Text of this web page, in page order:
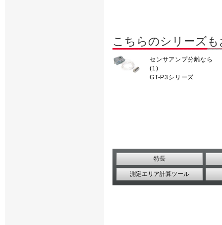
こちらのシリーズ
センサアンプ分離なら
(1)
GT-P3シリーズ
特長
測定エリア計算ツール